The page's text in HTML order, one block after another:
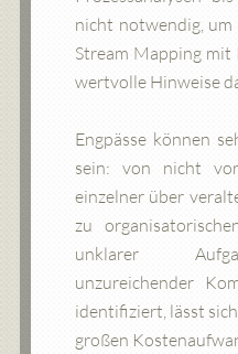
nicht notwendig, um
Stream Mapping
wertvolle Hinweise
Engpässe können
sein: von nicht
einzelner über
zu
unklarer
unzureichender
identifiziert, lässt
großen